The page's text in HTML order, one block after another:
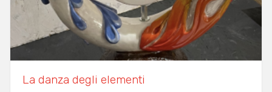
La danza degli elementi